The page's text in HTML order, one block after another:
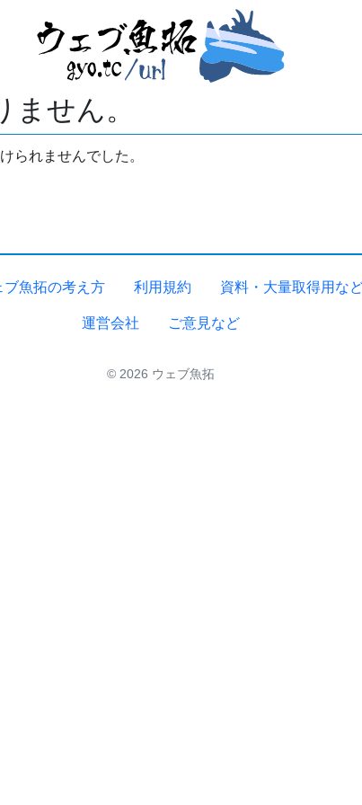
せん。
られませんでした。
ブ魚拓の考え方 利用規約 資料・大量取得用な
運営会社 ご意見など
© 2026 ウェブ魚拓